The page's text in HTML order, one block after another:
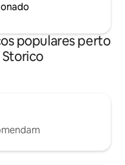
populares perto